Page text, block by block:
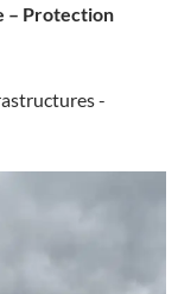
– Protection
-